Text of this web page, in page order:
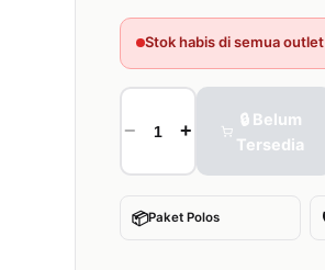
Stok habis di semua outlet
− +
🔒 Belum
Tersedia
📦Paket Polos